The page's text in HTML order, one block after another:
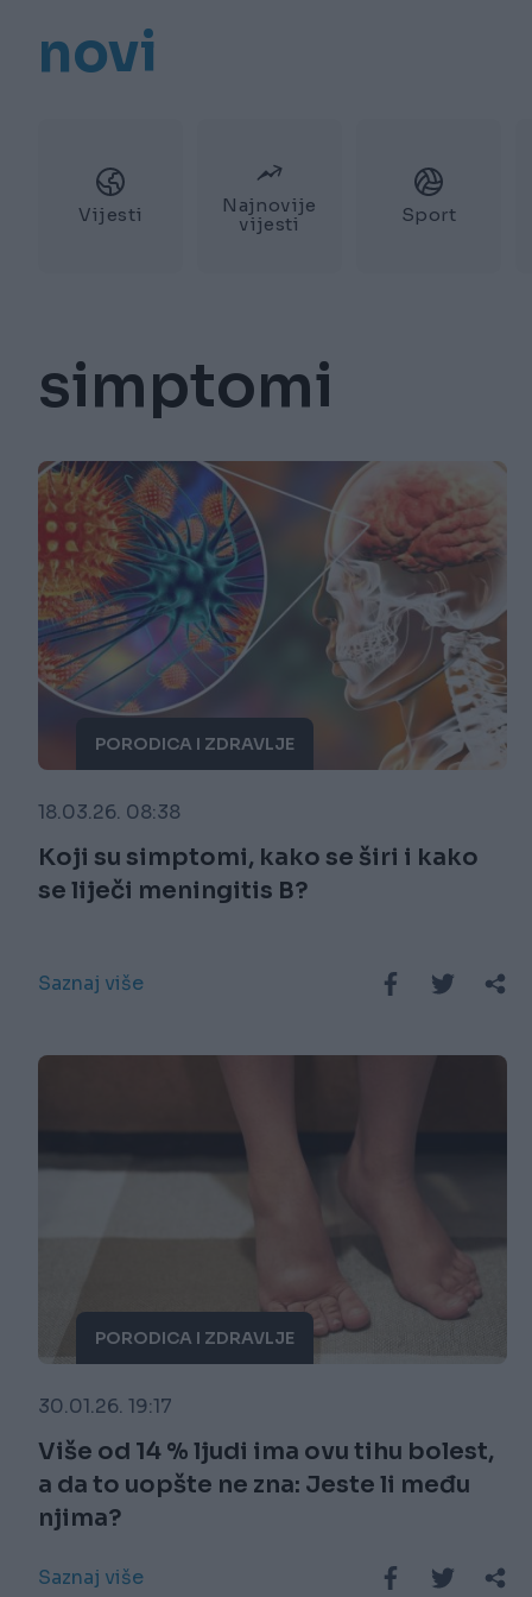
novi
Vijesti
Najnovije
vijesti
Sport
simptomi
PORODICA I ZDRAVLJE
18.03.26. 08:38
Koji su simptomi, kako se širi i kako
se liječi meningitis B?
Saznaj više
PORODICA I ZDRAVLJE
30.01.26. 19:17
Više od 14 % ljudi ima ovu tihu bolest,
a da to uopšte ne zna: Jeste li među
njima?
Saznaj više